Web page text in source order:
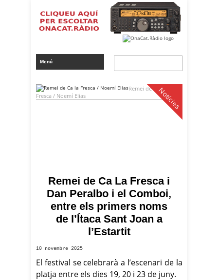
Notícies
Remei de Ca la
Fresca / Noemí Elias
Remei de Ca La Fresca i
Dan Peralbo i el Comboi,
entre els primers noms
de l’Ítaca Sant Joan a
l’Estartit
10 novembre 2025
El festival se celebrarà a l’escenari de la
platja entre els dies 19, 20 i 23 de juny.